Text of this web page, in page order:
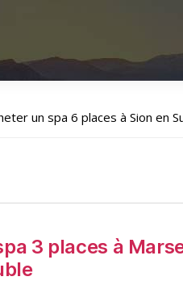
un spa 6 places à Sion en
3 places à